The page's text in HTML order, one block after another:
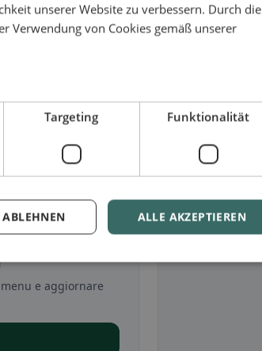
e aggiornare
unserer Website zu verbessern. Durch die
Verwendung von Cookies gemäß unserer
Targeting Funktionalität
ALLE AKZEPTIEREN